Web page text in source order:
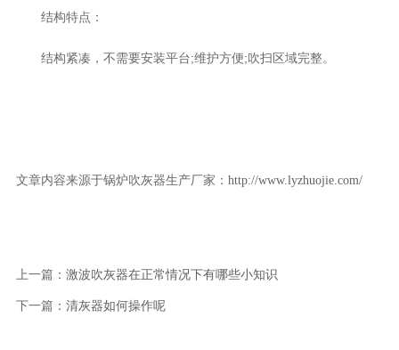
结构特点：
结构紧凑，不需要安装平台;维护方便;吹扫区域完整。
文章内容来源于锅炉吹灰器生产厂家： http://www.lyzhuojie.com/
上一篇： 激波吹灰器在正常情况下有哪些小知识
下一篇： 清灰器如何操作呢